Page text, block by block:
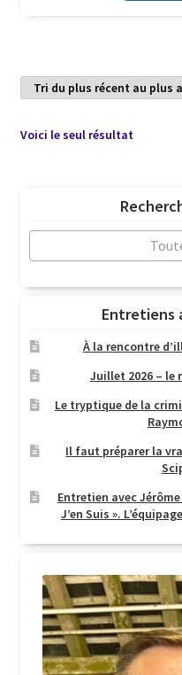
Voici le seul résultat
Entretiens
À la rencontre
Juillet 2026 – le
Le tryptique de la
Il faut préparer la
Entretien avec
J’en Suis ».